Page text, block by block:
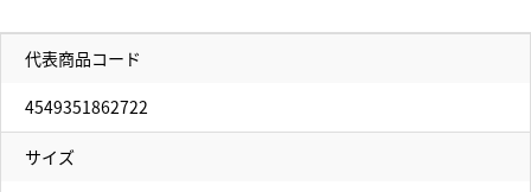
代表商品コード
4549351862722
サイズ